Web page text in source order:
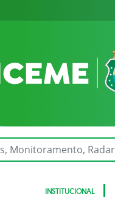
INSTITUCIONAL